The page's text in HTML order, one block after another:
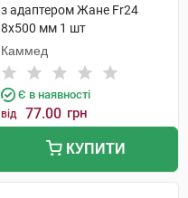
з адаптером Жане Fr24
8х500 мм 1 шт
Каммед
Є в наявності
від 77.00 грн
КУПИТИ